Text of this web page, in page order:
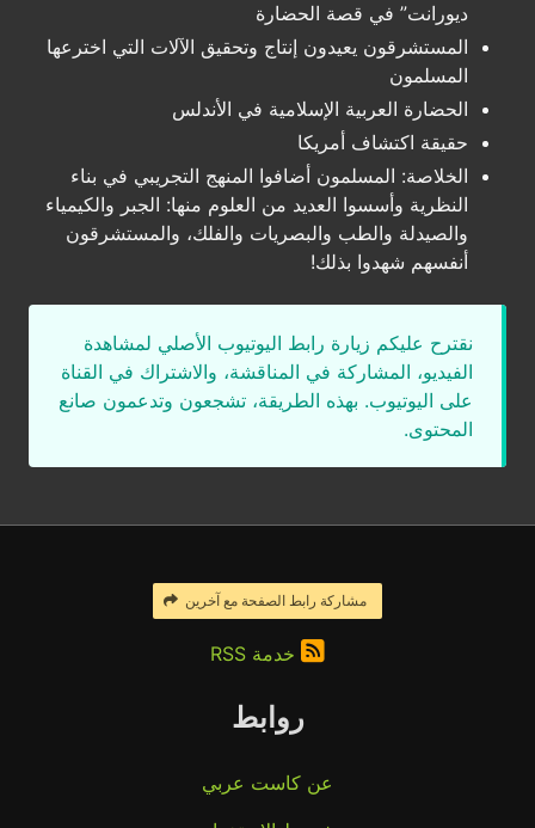
ديورانت” في قصة الحضارة
المستشرقون يعيدون إنتاج وتحقيق الآلات التي اخترعها
المسلمون
الحضارة العربية الإسلامية في الأندلس
حقيقة اكتشاف أمريكا
الخلاصة: المسلمون أضافوا المنهج التجريبي في بناء
النظرية وأسسوا العديد من العلوم منها: الجبر والكيمياء
والصيدلة والطب والبصريات والفلك، والمستشرقون
أنفسهم شهدوا بذلك!
نقترح عليكم زيارة رابط اليوتيوب الأصلي لمشاهدة
الفيديو، المشاركة في المناقشة، والاشتراك في القناة
على اليوتيوب. بهذه الطريقة، تشجعون وتدعمون صانع
المحتوى.
مشاركة رابط الصفحة مع آخرين
خدمة RSS
روابط
عن كاست عربي